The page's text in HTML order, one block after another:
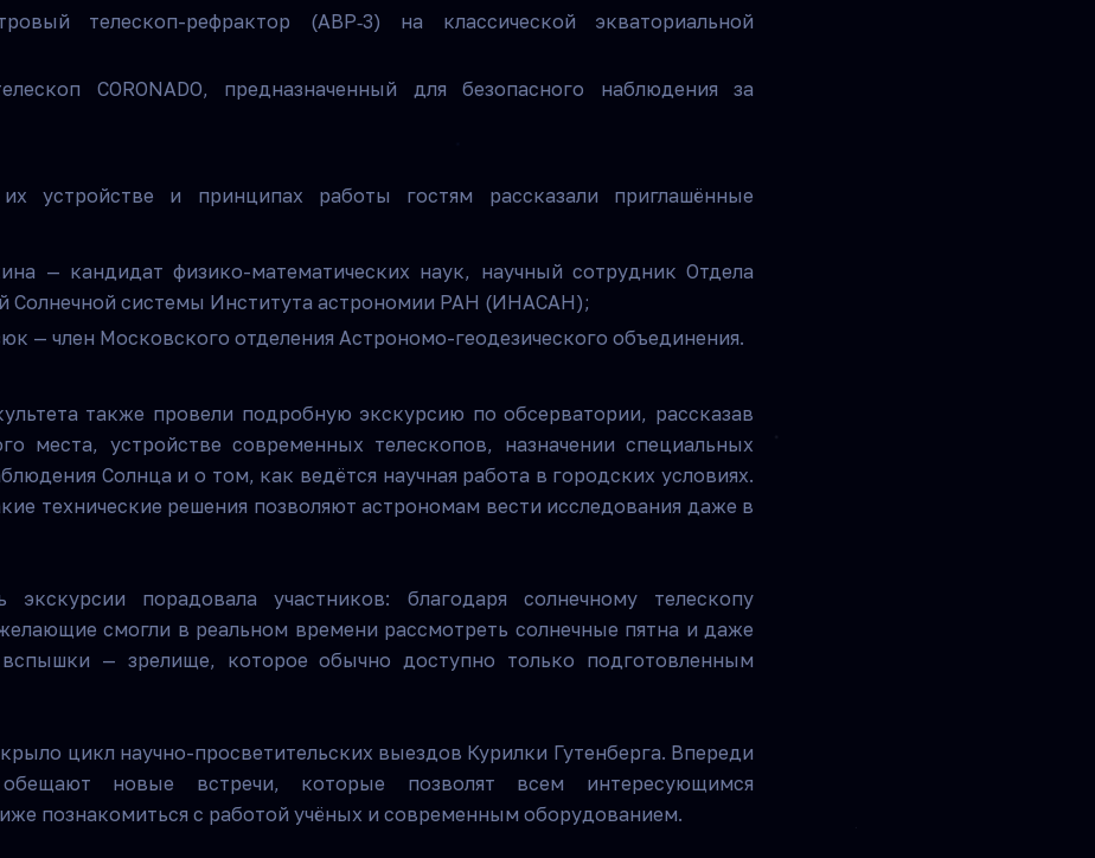
телескоп-рефрактор (АВР‑3) на классической
экваториальной
CORONADO, предназначенный для безопасного наблюдения за
устройстве и принципах работы гостям рассказали приглашённые
— кандидат физико-математических наук, научный сотрудник Отдела
Солнечной системы Института астрономии РАН (ИНАСАН);
— член Московского отделения Астрономо-геодезического объединения.
также провели подробную экскурсию по обсерватории, рассказав
места, устройстве современных телескопов, назначении специальных
Солнца и о том, как ведётся научная работа в городских условиях.
технические решения позволяют астрономам вести исследования даже в
порадовала участников: благодаря солнечному телескопу
желающие смогли в реальном времени рассмотреть солнечные пятна и даже
вспышки — зрелище, которое обычно доступно только подготовленным
цикл научно-просветительских выездов Курилки Гутенберга. Впереди
обещают новые встречи, которые позволят всем интересующимся
познакомиться с работой учёных и современным оборудованием.